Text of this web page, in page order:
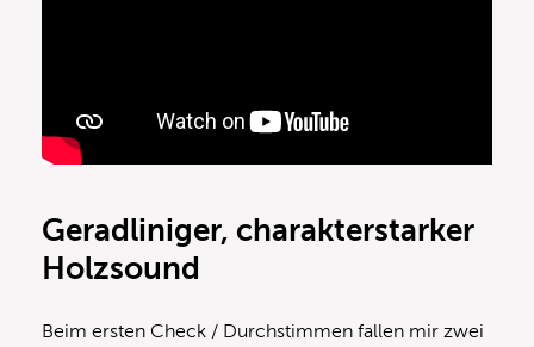
Geradliniger, charakterstarker
Holzsound
Beim ersten Check / Durchstimmen fallen mir zwei